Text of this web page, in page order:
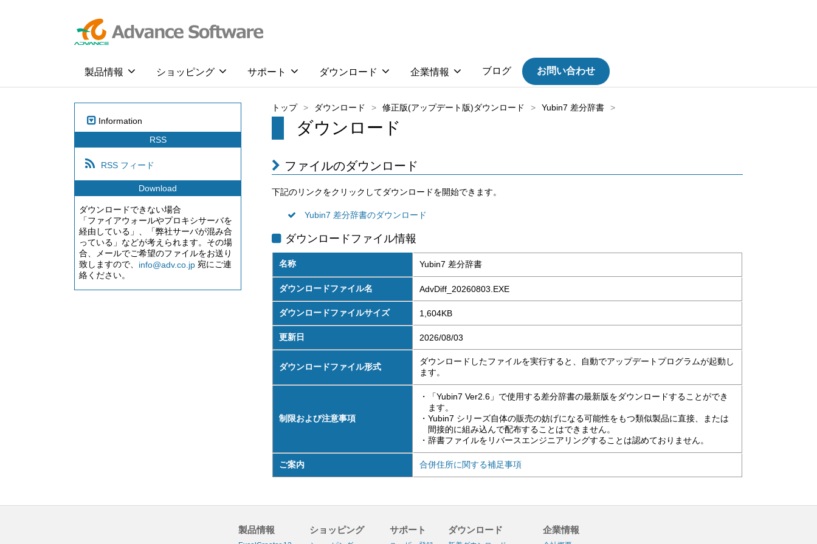
製品情報 ショッピング サポート ダウンロード 企業情報 ブログ お問い合わせ
トップ ダウンロード 修正版(アップデート版)ダウンロード Yubin7 差分辞書
ダウンロード
ファイルのダウンロード
下記のリンクをクリックしてダウンロードを開始できます。
Yubin7 差分辞書のダウンロード
ダウンロードファイル情報
名称 Yubin7 差分辞書
ダウンロードファイル名 AdvDiff_20260803.EXE
ダウンロードファイルサイズ 1,604KB
更新日 2026/08/03
ダウンロードファイル形式
ダウンロードしたファイルを実行すると、自動でアップデートプログラムが起動し
ます。
制限および注意事項
・「Yubin7 Ver2.6」で使用する差分辞書の最新版をダウンロードすることができ
ます。
・Yubin7 シリーズ自体の販売の妨げになる可能性をもつ類似製品に直接、または
間接的に組み込んで配布することはできません。
・辞書ファイルをリバースエンジニアリングすることは認めておりません。
ご案内 合併住所に関する補足事項
Information
RSS
RSS フィード
Download
ダウンロードできない場合
「ファイアウォールやプロキシサーバを
経由している」、「弊社サーバが混み合
っている」などが考えられます。その場
合、メールでご希望のファイルをお送り
致しますので、 info@adv.co.jp 宛にご連
絡ください。
製品情報 ショッピング サポート ダウンロード 企業情報